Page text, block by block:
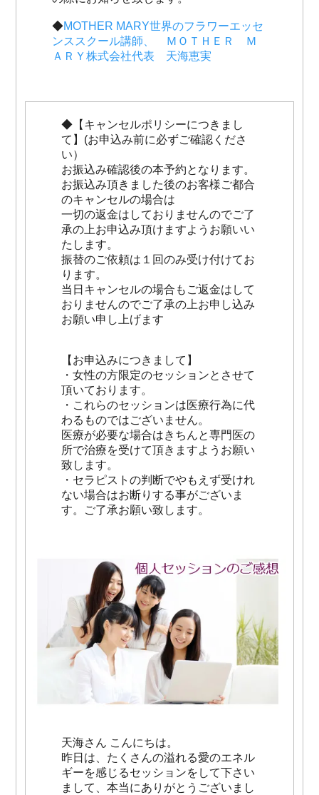
◆MOTHER MARY世界のフラワーエッセ
ンススクール講師、 ＭＯＴＨＥＲ Ｍ
ＡＲＹ株式会社代表 天海恵実
◆【キャンセルポリシーにつきまし
て】(お申込み前に必ずご確認くださ
い）
お振込み確認後の本予約となります。
お振込み頂きました後のお客様ご都合
のキャンセルの場合は
一切の返金はしておりませんのでご了
承の上お申込み頂けますようお願いい
たします。
振替のご依頼は１回のみ受け付けてお
ります。
当日キャンセルの場合もご返金はして
おりませんのでご了承の上お申し込み
お願い申し上げます
【お申込みにつきまして】
・女性の方限定のセッションとさせて
頂いております。
・これらのセッションは医療行為に代
わるものではございません。
医療が必要な場合はきちんと専門医の
所で治療を受けて頂きますようお願い
致します。
・セラピストの判断でやもえず受けれ
ない場合はお断りする事がございま
す。ご了承お願い致します。
天海さん こんにちは。
昨日は、たくさんの溢れる愛のエネル
ギーを感じるセッションをして下さい
まして、本当にありがとうございまし